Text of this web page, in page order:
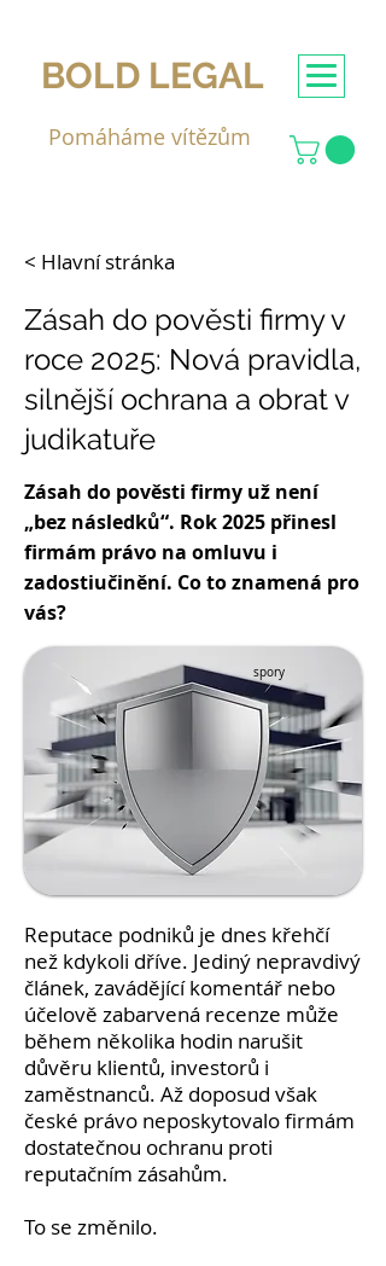
BOLD LEGAL
Pomáháme vítězům
< Hlavní stránka
Zásah do pověsti firmy v
roce 2025: Nová pravidla,
silnější ochrana a obrat v
judikatuře
Zásah do pověsti firmy už není
„bez následků“. Rok 2025 přinesl
firmám právo na omluvu i
zadostiučinění. Co to znamená pro
vás?
spory
Reputace podniků je dnes křehčí
než kdykoli dříve. Jediný nepravdivý
článek, zavádějící komentář nebo
účelově zabarvená recenze může
během několika hodin narušit
důvěru klientů, investorů i
zaměstnanců. Až doposud však
české právo neposkytovalo firmám
dostatečnou ochranu proti
reputačním zásahům.
To se změnilo.